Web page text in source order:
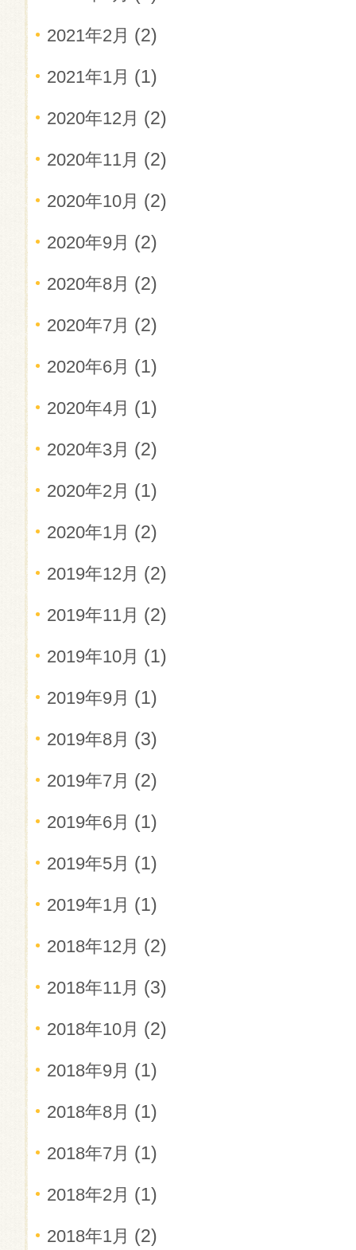
2021年2月 (2)
2021年1月 (1)
2020年12月 (2)
2020年11月 (2)
2020年10月 (2)
2020年9月 (2)
2020年8月 (2)
2020年7月 (2)
2020年6月 (1)
2020年4月 (1)
2020年3月 (2)
2020年2月 (1)
2020年1月 (2)
2019年12月 (2)
2019年11月 (2)
2019年10月 (1)
2019年9月 (1)
2019年8月 (3)
2019年7月 (2)
2019年6月 (1)
2019年5月 (1)
2019年1月 (1)
2018年12月 (2)
2018年11月 (3)
2018年10月 (2)
2018年9月 (1)
2018年8月 (1)
2018年7月 (1)
2018年2月 (1)
2018年1月 (2)